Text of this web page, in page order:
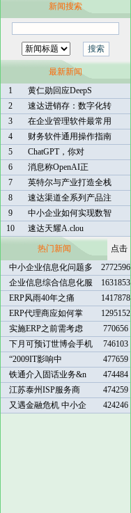
新闻搜索
最新新闻
1
黄仁勋回应DeepS
2
速达进销存：数字化转
3
在企业管理软件最常用
4
财务软件通用操作指南
5
ChatGPT，你对
6
消息称OpenAI正
7
英特尔与产业打造全栈
8
速达渠道全系列产品注
9
中小企业如何实现数智
10
速达天耀A.clou
热门新闻
点击
中小企业信息化问题多
2772596
企业信息综合信息化服
1631853
ERP风雨40年之痛
1417878
ERP代理商应如何掌
1295152
实施ERP之前需考虑
770656
下月可预订世博会手机
746103
“2009IT影响中
477659
铁通介入固话业务&n
474484
江苏泰州ISP服务商
474259
又遇金融危机 中小企
424246